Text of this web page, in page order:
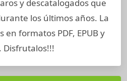
y descatalogados que
los últimos años. La
formatos PDF, EPUB y
Disfrutalos!!!